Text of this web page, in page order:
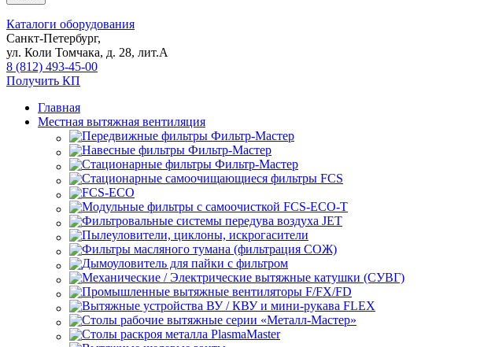
Каталоги оборудования
Санкт-Петербург,
ул. Коли Томчака, д. 28, лит.А
8 (812) 493-45-00
Получить КП
Главная
Местная вытяжная вентиляция
Передвижные
Навесные
Стационарные
Стационарные самоочищающиеся
FCS
FCS-ECO
Модульные
с самоочисткой FCS-ECO-T
Фильтровальные системы передува воздуха JET
Пылеуловители, циклоны, искрогасители
Фильтры масляного тумана (фильтрация СОЖ)
Дымоуловитель для пайки с фильтром
Механические / Электрические вытяжные катушки (СУВГ)
Промышленные вытяжные вентиляторы F/FX/FD
Вытяжные устройства ВУ / КВУ и мини-рукава FLEX
Столы рабочие вытяжные серии «Металл-Мастер»
Столы раскроя металла PlasmaMaster